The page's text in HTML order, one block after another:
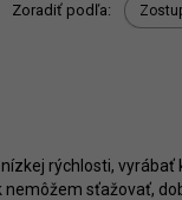
Zoradiť podľa:
rýchlosti, vyrábať
sťažovať,